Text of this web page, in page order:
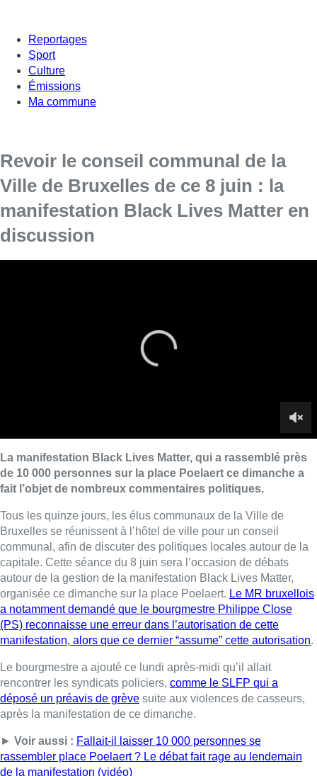
Reportages
Sport
Culture
Émissions
Ma commune
Revoir le conseil communal de la
Ville de Bruxelles de ce 8 juin : la
manifestation Black Lives Matter en
discussion
Bruxelles se réunissent à l’hôtel de ville pour un conseil
communal, afin de discuter des politiques locales autour de la
Le MR bruxellois
a notamment demandé que le bourgmestre Philippe Close
manifestation, alors que ce dernier “assume” cette autorisation
Le bourgmestre a ajouté ce lundi après-midi qu’il allait
rencontrer les syndicats policiers,comme le SLFP qui a
déposé un préavis de grève
suite aux violences de casseurs,
après la manifestation de ce dimanche.
►Voir aussi : Fallait-il laisser 10 000 personnes se
rassembler place Poelaert ? Le débat fait rage au lendemain
de la manifestation (vidéo)
Découvrez l’ordre du jour de la séance du conseil communal
de ce 8 juinen cliquant ici, et téléchargez le supplément de
l’ordre du jour en cliquant ici.